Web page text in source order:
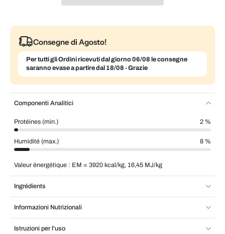
Consegne di Agosto!
Per tutti gli Ordini ricevuti dal giorno 06/08 le consegne
saranno evase a partire dal 18/08 - Grazie
Componenti Analitici
Protéines (min.) 2 %
Humidité (max.) 8 %
Valeur énergétique : EM = 3920 kcal/kg, 16,45 MJ/kg
Ingrédients
Informazioni Nutrizionali
Istruzioni per l'uso